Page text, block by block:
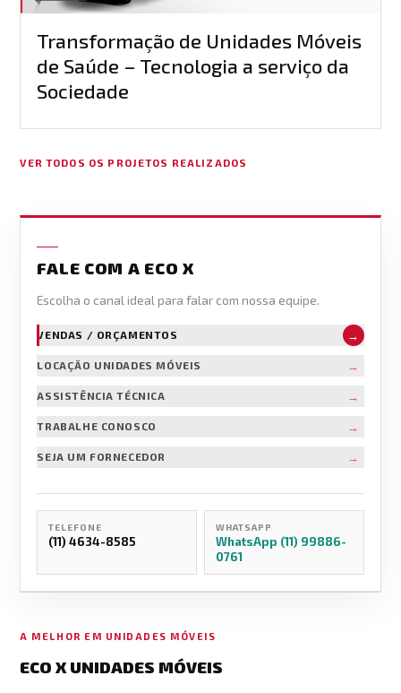
Transformação de Unidades Móveis
de Saúde – Tecnologia a serviço da
Sociedade
VER TODOS OS PROJETOS REALIZADOS
FALE COM A ECO X
Escolha o canal ideal para falar com nossa equipe.
VENDAS / ORÇAMENTOS →
LOCAÇÃO UNIDADES MÓVEIS →
ASSISTÊNCIA TÉCNICA →
TRABALHE CONOSCO →
SEJA UM FORNECEDOR →
TELEFONE
(11) 4634-8585
WHATSAPP
WhatsApp (11) 99886-
0761
A MELHOR EM UNIDADES MÓVEIS
ECO X UNIDADES MÓVEIS